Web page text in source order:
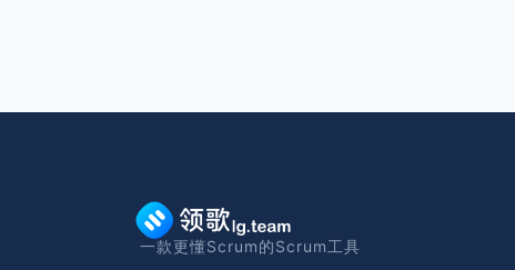
一款更懂Scrum的Scrum工具